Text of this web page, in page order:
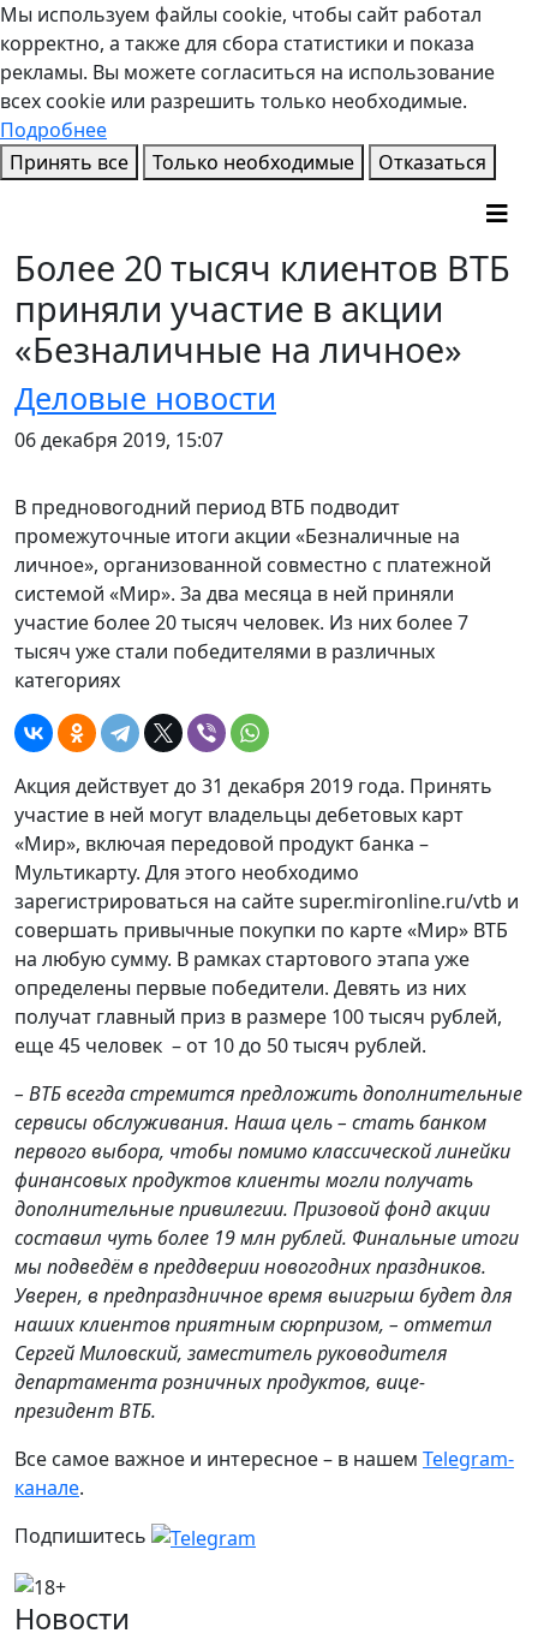
Мы используем файлы cookie, чтобы сайт работал
корректно, а также для сбора статистики и показа
рекламы. Вы можете согласиться на использование
всех cookie или разрешить только необходимые.
Подробнее
Принять все
Только необходимые Отказаться
Более 20 тысяч клиентов ВТБ
приняли участие в акции
«Безналичные на личное»
Деловые новости
06 декабря 2019, 15:07
В предновогодний период ВТБ подводит
промежуточные итоги акции «Безналичные на
личное», организованной совместно с платежной
системой «Мир». За два месяца в ней приняли
участие более 20 тысяч человек. Из них более 7
тысяч уже стали победителями в различных
категориях
Акция действует до 31 декабря 2019 года. Принять
участие в ней могут владельцы дебетовых карт
«Мир», включая передовой продукт банка –
Мультикарту. Для этого необходимо
зарегистрироваться на сайте super.mironline.ru/vtb и
совершать привычные покупки по карте «Мир» ВТБ
на любую сумму. В рамках стартового этапа уже
определены первые победители. Девять из них
получат главный приз в размере 100 тысяч рублей,
еще 45 человек – от 10 до 50 тысяч рублей.
– ВТБ всегда стремится предложить дополнительные
сервисы обслуживания. Наша цель – стать банком
первого выбора, чтобы помимо классической линейки
финансовых продуктов клиенты могли получать
дополнительные привилегии. Призовой фонд акции
составил чуть более 19 млн рублей. Финальные итоги
мы подведём в преддверии новогодних праздников.
Уверен, в предпраздничное время выигрыш будет для
наших клиентов приятным сюрпризом, – отметил
Сергей Миловский, заместитель руководителя
департамента розничных продуктов, вице-
президент ВТБ.
Все самое важное и интересное – в нашем Telegram-
канале.
Подпишитесь
Новости